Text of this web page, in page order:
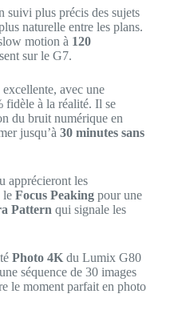
suivi plus précis des sujets
naturelle entre les plans.
motion à 120
sur le G7.
avec une
fidèle à la réalité. Il se
du bruit numérique en
jusqu’à 30 minutes sans
apprécieront les
le Focus Peakingpour une
Pattern qui signale les
Photo 4Kdu Lumix G80
séquence de 30 images
le moment parfait en photo